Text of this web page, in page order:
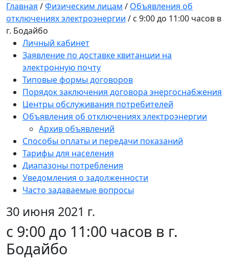
Главная /Физическим лицам / Объявления об
отключениях электроэнергии / с 9:00 до 11:00 часов в
г. Бодайбо
Личный кабинет
Заявление по доставке квитанции на
электронную почту
Типовые формы договоров
Порядок заключения договора энергоснабжения
Центры обслуживания потребителей
Объявления об отключениях электроэнергии
Архив объявлений
Способы оплаты и передачи показаний
Тарифы для населения
Диапазоны потребления
Уведомления о задолженности
Часто задаваемые вопросы
30 июня 2021 г.
с 9:00 до 11:00 часов в г.
Бодайбо